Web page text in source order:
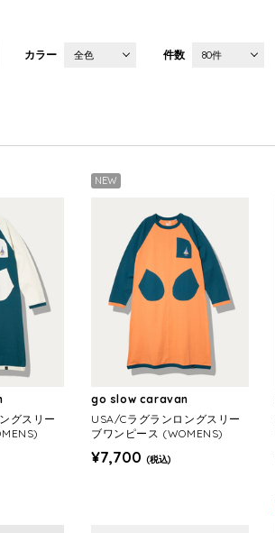
カラー 全色 件数 80件
グスリー
NEW
go slow caravan
USA/Cラグランロングスリー
ブワンピース (WOMENS)
¥7,700 (税込)